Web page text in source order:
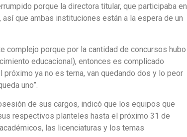
porque la directora titular, que participaba en
que ambas instituciones están a la espera de un
complejo porque por la cantidad de concursos hubo
educacional), entonces es complicado
ya no es terna, van quedando dos y lo peor
uno”.
de sus cargos, indicó que los equipos que
respectivos planteles hasta el próximo 31 de
las licenciaturas y los temas